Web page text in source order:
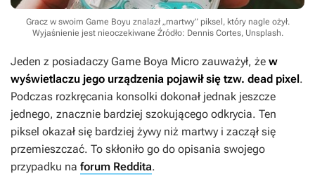
Gracz w swoim Game Boyu znalazł „martwy” piksel, który nagle ożył.
Wyjaśnienie jest nieoczekiwane Źródło: Dennis Cortes, Unsplash.
Jeden z posiadaczy Game Boya Micro zauważył, że w
wyświetlaczu jego urządzenia pojawił się tzw. dead pixel.
Podczas rozkręcania konsolki dokonał jednak jeszcze
jednego, znacznie bardziej szokującego odkrycia. Ten
piksel okazał się bardziej żywy niż martwy i zaczął się
przemieszczać. To skłoniło go do opisania swojego
przypadku na forum Reddita.